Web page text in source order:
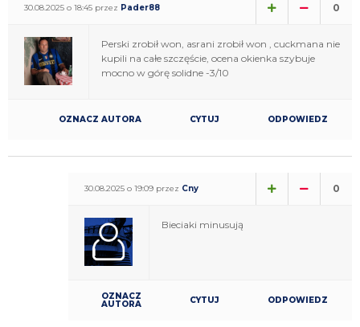
30.08.2025 o 18:45 przez Pader88 0
Perski zrobił won, asrani zrobił won , cuckmana nie
kupili na całe szczęście, ocena okienka szybuje
mocno w górę solidne -3/10
OZNACZ AUTORA CYTUJ ODPOWIEDZ
30.08.2025 o 19:09 przez Cny 0
Bieciaki minusują
OZNACZ
AUTORA CYTUJ ODPOWIEDZ